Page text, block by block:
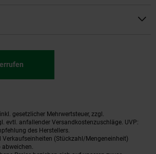
gesetzlicher Mehrwertsteuer, zzgl.
evtl. anfallender Versandkostenzuschläge. UVP:
des Herstellers.
Verkaufseinheiten (Stückzahl/Mengeneinheit)
abweichen.